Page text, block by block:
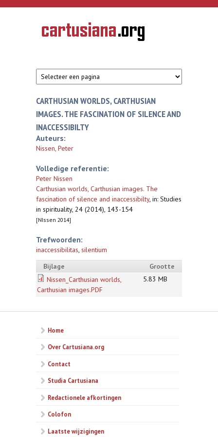
Overslaan en naar de inhoud gaan
CARTUSIANA
Geschiedenis
van de
CARTHUSIAN WORLDS, CARTHUSIAN
IMAGES. THE FASCINATION OF SILENCE AND
INACCESSIBILTY
Auteurs:
Nissen, Peter
Volledige referentie:
Peter Nissen
Carthusian worlds, Carthusian images. The
fascination of silence and inaccessibilty, in: Studies
in spirituality, 24 (2014), 143-154
[NIssen 2014]
Trefwoorden:
inaccessibilitas, silentium
Bijlage
Grootte
Nissen_Carthusian worlds,
Carthusian images.PDF
5.83 MB
Home
Over Cartusiana.org
Contact
Studia Cartusiana
Redactionele afkortingen
Colofon
Laatste wijzigingen